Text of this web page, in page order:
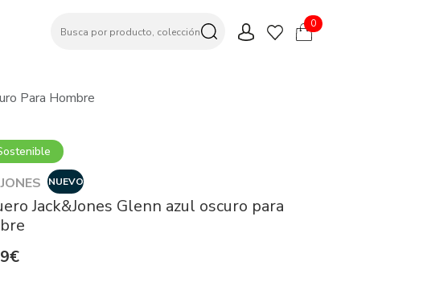
0
Para Hombre
NUEVO
Jack&Jones Glenn azul oscuro para